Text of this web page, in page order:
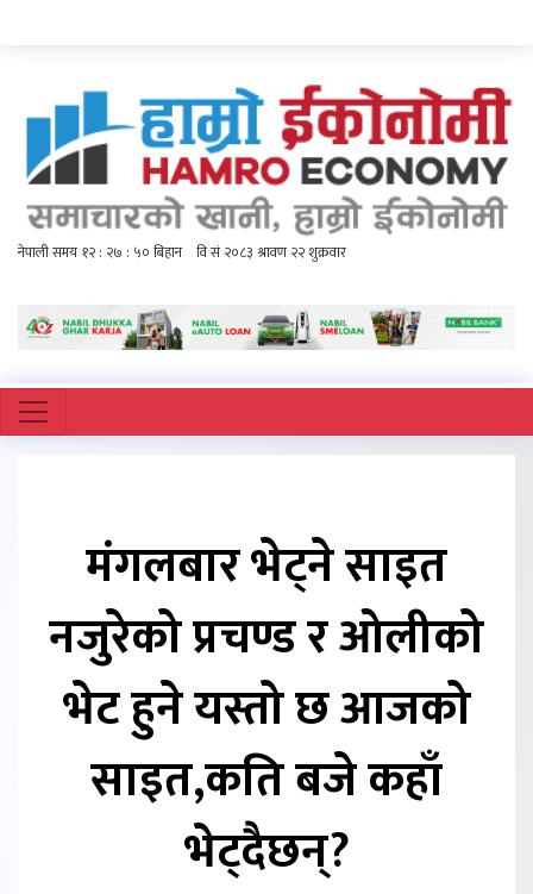
मंगलबार भेट्ने साइत
नजुरेको प्रचण्ड र ओलीको
भेट हुने यस्तो छ आजको
साइत,कति बजे कहाँ
भेट्दैछन्?